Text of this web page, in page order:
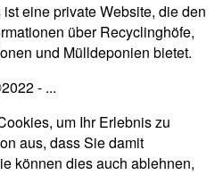
eine private Website, die den
über Recyclinghöfe,
und Mülldeponien bietet.
- ...
um Ihr Erlebnis zu
aus, dass Sie damit
können dies auch ablehnen,